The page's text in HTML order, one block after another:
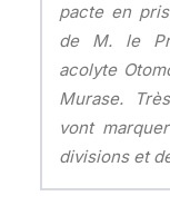
pacte en
de M. le
acolyte
Murase.
vont
divisions et